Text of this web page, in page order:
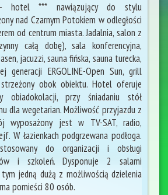
- hotel *** nawiązujący do stylu
nad Czarnym Potokiem w odległości
od centrum miasta. Jadalnia, salon z
całą dobę), sala konferencyjna,
jacuzzi, sauna fińska, sauna turecka,
generacji ERGOLINE-Open Sun, grill
obok obiektu. Hotel oferuje
obiadokolacji, przy śniadaniu stół
dla wegetarian. Możliwość przyjazdu z
wyposażony jest w TV-SAT, radio,
W łazienkach podgrzewana podłoga.
do organizacji i obsługi
i szkoleń. Dysponuje 2 salami
jedną dużą z możliwością dzielenia
pomieści 80 osób.